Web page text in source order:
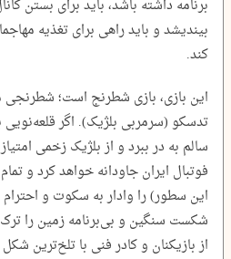
برنامه داشته باشد، باید برای بستن
بیندیشد و باید راهی برای تغذیه
کند.
این بازی، بازی شطرنج است؛ شطرنجی
تدسکو (سرمربی بلژیک). اگر قلعه‌نویی
سالم به در ببرد و از بلژیک زخمی
فوتبال ایران جاودانه خواهد کرد و
این سطور) را وادار به سکوت و احترام
شکست سنگین و بی‌برنامه زمین را ترک
از بازیکنان و کادر فنی با تلخ‌ترین